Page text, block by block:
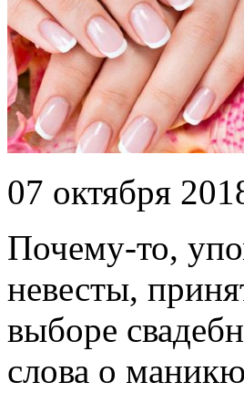
07 октября
Почему-то,
невесты,
выборе
слова о